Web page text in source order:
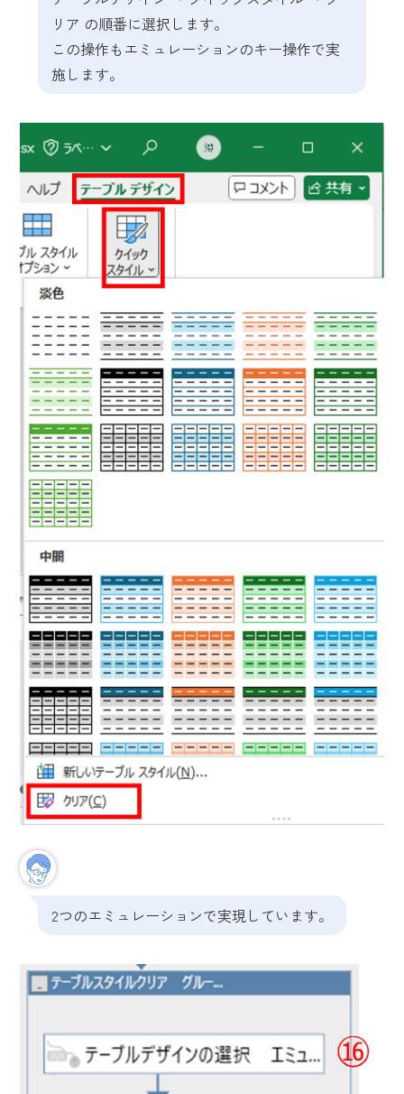
リア の順番に選択します。
この操作もエミュレーションのキー操作で実
施します。
2つのエミュレーションで実現しています。